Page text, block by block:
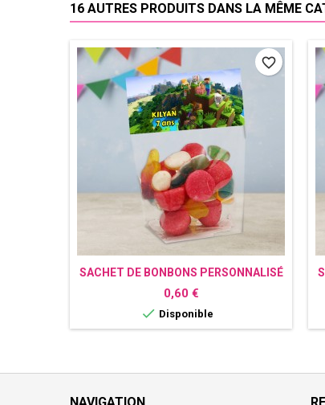
16 AUTRES PRODUITS DANS LA MÊME
SACHET DE BONBONS PERSONNALISÉ
MINECRAFT
Prix
0,60 €
 Disponible
favorite_border